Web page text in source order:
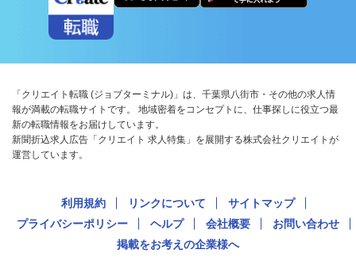
「クリエイト転職 (ジョブターミナル)」は、千葉県八街市・その他の求人情
報が満載の転職サイトです。 地域密着をコンセプトに、仕事探しに役立つ最
新の転職情報をお届けしています。
新聞折込求人広告「クリエイト 求人特集」を展開する株式会社クリエイトが
運営しています。
利用規約 リンクについて
サイトマップ
プライバシーポリシー
ヘルプ 会社概要
お問い合わせ
掲載をお考えの企業様へ